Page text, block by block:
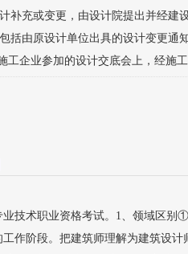
充或变更，由设计院提出并经建
括由原设计单位出具的设计变更通
工企业参加的设计交底会上，经施
技术职业资格考试。1、领域区
作阶段。把建筑师理解为建筑设